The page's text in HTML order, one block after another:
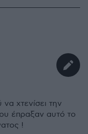
χτενίσει την
έπραξαν αυτό το
!